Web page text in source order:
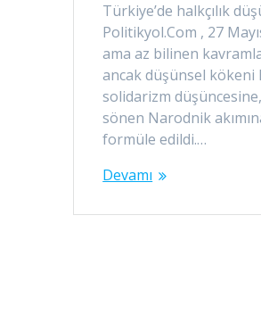
Türkiye’de halkçılık
Politikyol.Com , 27
ama az bilinen
ancak düşünsel kökeni
solidarizm
sönen Narodnik
formüle edildi.…
Devamı